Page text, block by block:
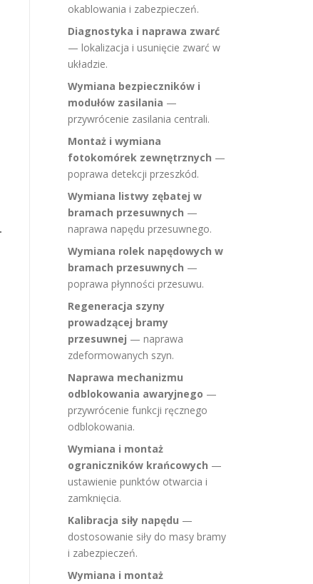
okablowania i zabezpieczeń.
Diagnostyka i naprawa zwarć
— lokalizacja i usunięcie zwarć w
układzie.
Wymiana bezpieczników i
modułów zasilania —
przywrócenie zasilania centrali.
Montaż i wymiana
fotokomórek zewnętrznych —
poprawa detekcji przeszkód.
Wymiana listwy zębatej w
bramach przesuwnych —
naprawa napędu przesuwnego.
Wymiana rolek napędowych w
bramach przesuwnych —
poprawa płynności przesuwu.
Regeneracja szyny
prowadzącej bramy
przesuwnej — naprawa
zdeformowanych szyn.
Naprawa mechanizmu
odblokowania awaryjnego —
przywrócenie funkcji ręcznego
odblokowania.
Wymiana i montaż
ograniczników krańcowych —
ustawienie punktów otwarcia i
zamknięcia.
Kalibracja siły napędu —
dostosowanie siły do masy bramy
i zabezpieczeń.
Wymiana i montaż